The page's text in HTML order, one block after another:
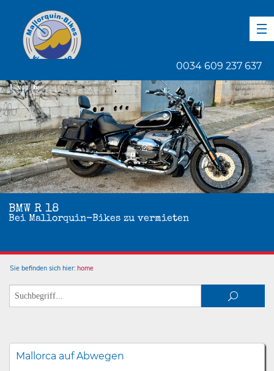
0034 609 237 637
BMW R 18
Bei Mallorquin-Bikes zu vermieten
1 von 6
Sie befinden sich hier: home
Mallorca auf Abwegen